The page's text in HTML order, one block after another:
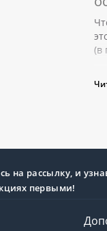
(в
на рассылку, и
первыми!